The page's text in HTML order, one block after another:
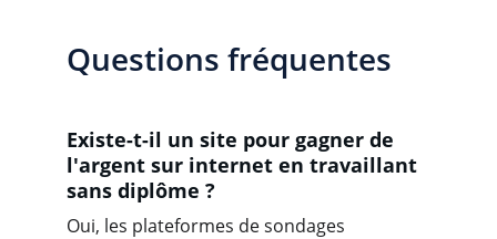
Questions fréquentes
Existe-t-il un site pour gagner de
l'argent sur internet en travaillant
sans diplôme ?
Oui, les plateformes de sondages